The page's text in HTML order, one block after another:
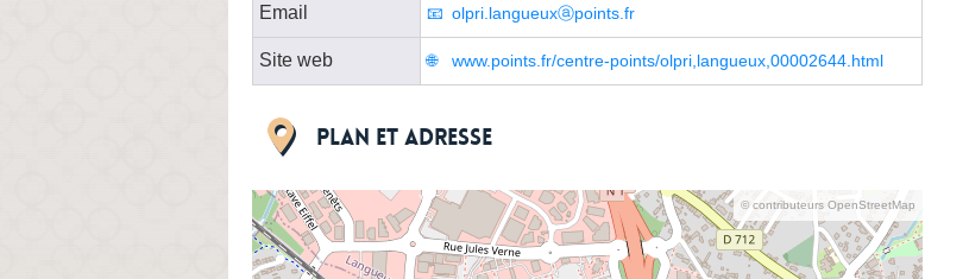
Email olpri.langueuxⓐpoints.fr
Site web www.points.fr/centre-points/olpri,langueux,00002644.html
Plan et adresse
© contributeurs OpenStreetMap